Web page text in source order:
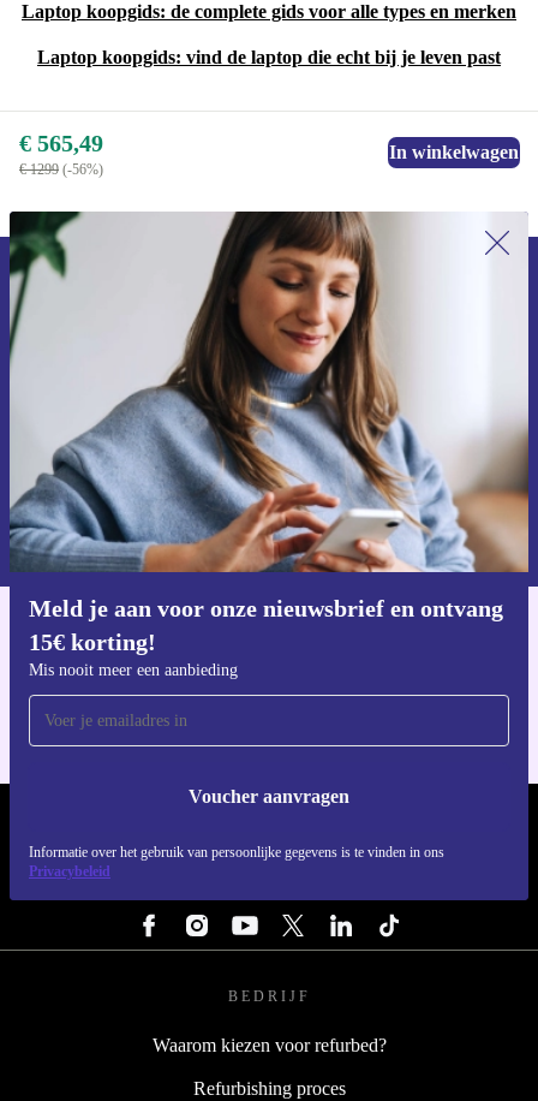
Laptop koopgids: de complete gids voor alle types en merken
Laptop koopgids: vind de laptop die echt bij je leven past
€ 565,49
€ 1299 (-56%)
In winkelwagen
Meld je aan voor onze nieuwsbrief en ontvang
15€ korting!
Mis nooit meer een aanbieding
Voucher aanvragen
Informatie over het gebruik van persoonlijke gegevens is te vinden in ons
Privacybeleid
Meld je aan voor onze nieuwsbrief en
ontvang €15 korting!
Mis nooit meer een aanbieding.
Voucher aanvragen
Informatie over het gebruik van persoonsgegevens vind je in ons
privacybeleid.
Voor iOS en Android
BEDRIJF
Waarom kiezen voor refurbed?
Refurbishing proces